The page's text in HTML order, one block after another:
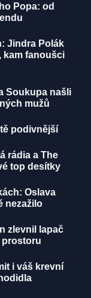
Popa: od
Jindra Polák
kam fanoušci
Soukupa našli
mužů
podivnější
rádia a The
top desítky
Oslava
nezažilo
zlevnil lapač
prostoru
i váš krevní